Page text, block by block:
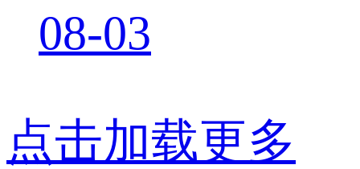
08-03
点击加载更多